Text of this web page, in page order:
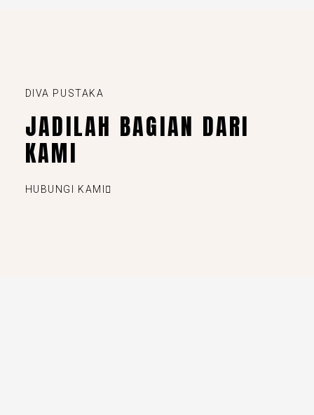
DIVA PUSTAKA
JADILAH BAGIAN DARI
KAMI
HUBUNGI KAMI